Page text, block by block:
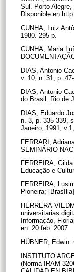
Sul. Porto Alegre,
Disponible
CUNHA, Luiz
1980. 295 p.
CUNHA, Maria
DIAS, Antonio
v. 10, n. 31, p.
DIAS, Antonio
do Brasil. Rio de
DIAS, Eduardo
n. 3, p. 335-339,
Janeiro, 1991,
FERRARI,
SEMINÁRIO
FERREIRA,
Educação e
FERREIRA,
Pioneira;
HERRERA-
universitarias
Informação,
en: 20 feb. 2007.
HÜBNER, Edwin.
INSTITUTO
(Norma IRAM
CALIDAD EN